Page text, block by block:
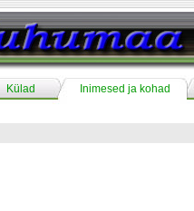
Külad Inimesed ja kohad